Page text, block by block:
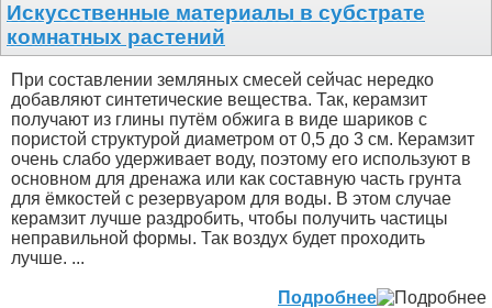
Искусственные материалы в субстрате
комнатных растений
При составлении земляных смесей сейчас нередко
добавляют синтетические вещества. Так, керамзит
получают из глины путём обжига в виде шариков с
пористой структурой диаметром от 0,5 до 3 см. Керамзит
очень слабо удерживает воду, поэтому его используют в
основном для дренажа или как составную часть грунта
для ёмкостей с резервуаром для воды. В этом случае
керамзит лучше раздробить, чтобы получить частицы
неправильной формы. Так воздух будет проходить
лучше. ...
Подробнее